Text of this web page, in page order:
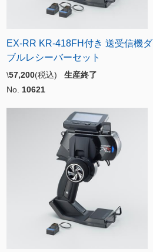
EX-RR KR-418FH付き 送受信機ダ
ブルレシーバーセット
\57,200(税込) 生産終了
No. 10621